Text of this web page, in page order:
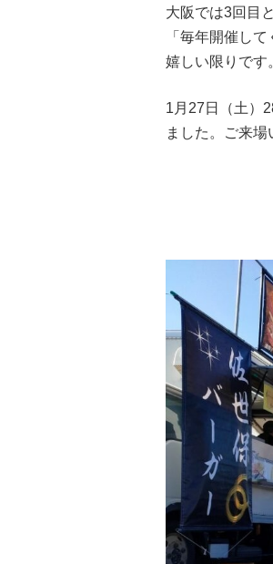
大阪では3回目
「毎年開催し
嬉しい限りです
1月27日（土）
ました。ご来